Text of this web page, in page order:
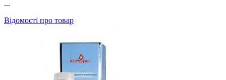
...
Відомості про товар